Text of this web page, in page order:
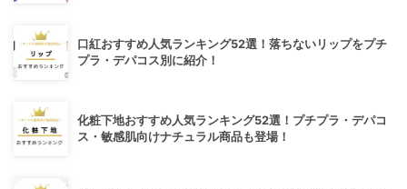
口紅おすすめ人気ランキング52選！落ちないリップをプチ
プラ・デパコス別に紹介！
化粧下地おすすめ人気ランキング52選！プチプラ・デパコ
ス・敏感肌向けナチュラル商品も登場！